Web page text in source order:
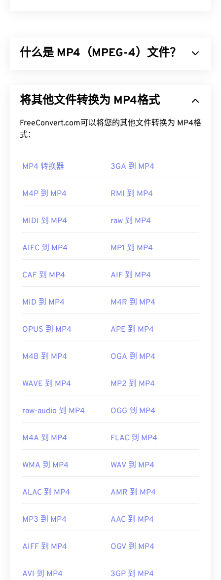
使用“有损 ”压缩，但保留了高质量的图像。开源
软件
作为
Windows XP
或更高版本上运行。
MPlayer 。目前，Xvid 不支持字幕或交互式菜单，
AutoGK 就是一个例子。
首次发行：
有用的链接：
https://www.xvid.com/
什么是 MP4（MPEG-4）文件？
作系统，使用编解码器压缩文件大小，从而生成易于
YouTube）的热门视频格式。许多人认为 MP4 是当
今最佳的视频格式之一。
如何打开 MP4 文件？
只需双击文件即可打开。无需第三方软件。在 ​​
打开。在 Mac 系统中，它会在 QuickTime
能会出现问题。MP4 是一个包含各种数据的容器，
兼容。要解决此问题，请尝试使用VLC 媒体播放
开发者：
运动图像专家组 (MPEG)
标准： ISO/IEC 14496
有用的链接：
将其他文件转换为 MP4格式
FreeConvert.com可以将您的其他文件转换为 MP4格
式：
MP4 转换器 3GA 到 MP4
M4P 到 MP4 RMI 到 MP4
MIDI 到 MP4 raw 到 MP4
AIFC 到 MP4 MP1 到 MP4
CAF 到 MP4 AIF 到 MP4
MID 到 MP4 M4R 到 MP4
OPUS 到 MP4 APE 到 MP4
M4B 到 MP4 OGA 到 MP4
WAVE 到 MP4 MP2 到 MP4
raw-audio 到 MP4 OGG 到 MP4
M4A 到 MP4 FLAC 到 MP4
WMA 到 MP4 WAV 到 MP4
ALAC 到 MP4 AMR 到 MP4
MP3 到 MP4 AAC 到 MP4
AIFF 到 MP4 OGV 到 MP4
AVI 到 MP4 3GP 到 MP4